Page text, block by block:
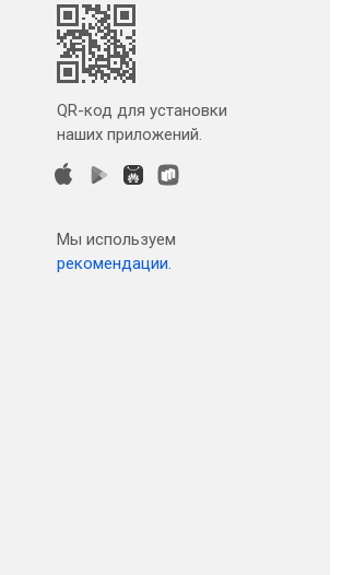
QR-код для установки
наших приложений.
Мы используем
рекомендации.